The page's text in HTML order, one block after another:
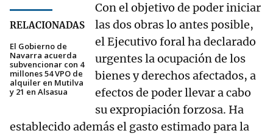
RELACIONADAS
El Gobierno de
Navarra acuerda
subvencionar con 4
millones 54 VPO de
alquiler en Mutilva
y 21 en Alsasua
Con el objetivo de poder iniciar
las dos obras lo antes posible,
el Ejecutivo foral ha declarado
urgentes la ocupación de los
bienes y derechos afectados, a
efectos de poder llevar a cabo
su expropiación forzosa. Ha
establecido además el gasto estimado para la